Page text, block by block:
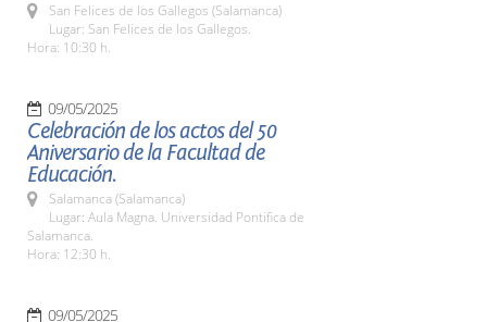
San Felices de los Gallegos (Salamanca)
Lugar: San Felices de los Gallegos.
Hora: 10:30 h.
09/05/2025
Celebración de los actos del 50
Aniversario de la Facultad de
Educación.
Salamanca (Salamanca)
Lugar: Aula Magna. Universidad Pontifica de
Salamanca.
Hora: 12:30 h.
09/05/2025